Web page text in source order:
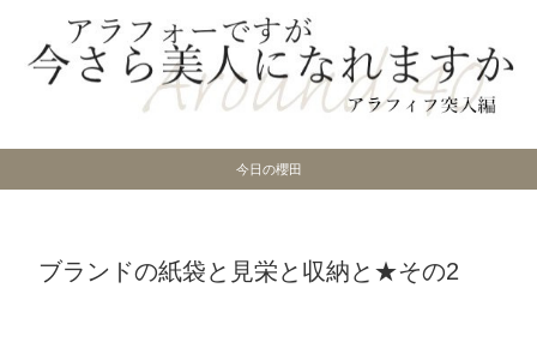
今日の櫻田
ブランドの紙袋と見栄と収納と★その2